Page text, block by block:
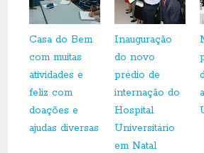
Casa do Bem
com muitas
atividades e
feliz com
doações e
ajudas diversas
Inauguração
do novo
prédio de
internação do
Hospital
Universitário
em Natal